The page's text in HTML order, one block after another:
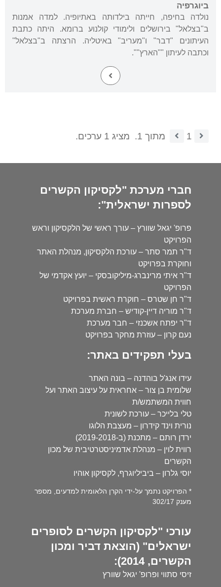
ביוגרפיה
נולדה בחיפה, חייתה בילדותה באתיופיה. למדה אמנות
ב"בצלאל" בירושלים ולימודי קולנוע ברומא. היתה כתבת
העיתונים "דבר" ו"מעריב" באיטליה. הרצתה ב"בצלאל"
וכתבה לעיתון ""הארץ"".
1 מתוך 1. מציג 1 ערכים.
חברי מערכת "לקסיקון הקשרים
לספרות ישראלית":
פרופ' יגאל שוורץ – עורך ראשי של הלקסיקון וראש
הפרויקט
ד"ר תמר סתר – עורכת הלקסיקון, מנהלת האתר
וחוקרת בפרויקט
ד"ר איתי מרינברג-מיליקובסקי – יועץ אקדמי של
הפרויקט
ד"ר חן שטרס – חוקרת ראשית בפרויקט
ד"ר מוריה דיין-קודיש – חברת מערכת
ד"ר יפתח אשכנזי – חבר מערכת
נעם קרון – עוזרת מחקר בפרויקט
בעלי תפקידים באתר:
עידו אנג'ל בוהדנה – בונה האתר
שלומית בן צור – אחראית על עיצוב האתר ועל
חווית המשתמש/ת
טלי בלייכר – עורכת לשונית
נורית וינד קידרון – מעצבת הלוגו
ירדן רותם – מתכנת (ב-2019-2018)
רווית לוין – מנהלת אדמיניסטרטיבית של מכון
הקשרים
יוסי גלרון – ביביליוגרף, לקסיקון אוהיו
* הפרויקט נתמך על-ידי הקרן הלאומית למדעים, מספר
מענק 302/17
עורכי "לקסיקון הקשרים לסופרים
ישראלים" (הוצאת דביר ומכון
הקשרים, 2014):
זיסי סתווי ופרופ' יגאל שוורץ